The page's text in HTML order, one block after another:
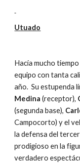
Utuado
Hacía mucho
equipo con tanta
año.  Su estupenda
Medina (receptor),
(segunda base),
Campocorto) y el
la defensa del
prodigioso en la